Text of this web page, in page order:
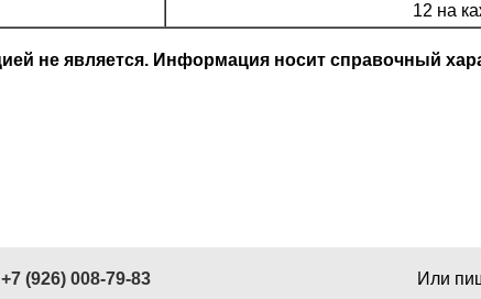
12 на
не является. Информация носит справочный
+7 (926) 008-79-83 Или